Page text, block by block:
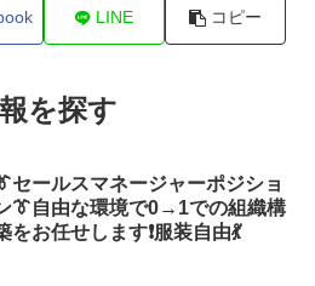
LINE コピー
を探す
セールスマネージャーポジショ
👔自由な環境で0→1での組織構
をお任せします❗服装自由💃